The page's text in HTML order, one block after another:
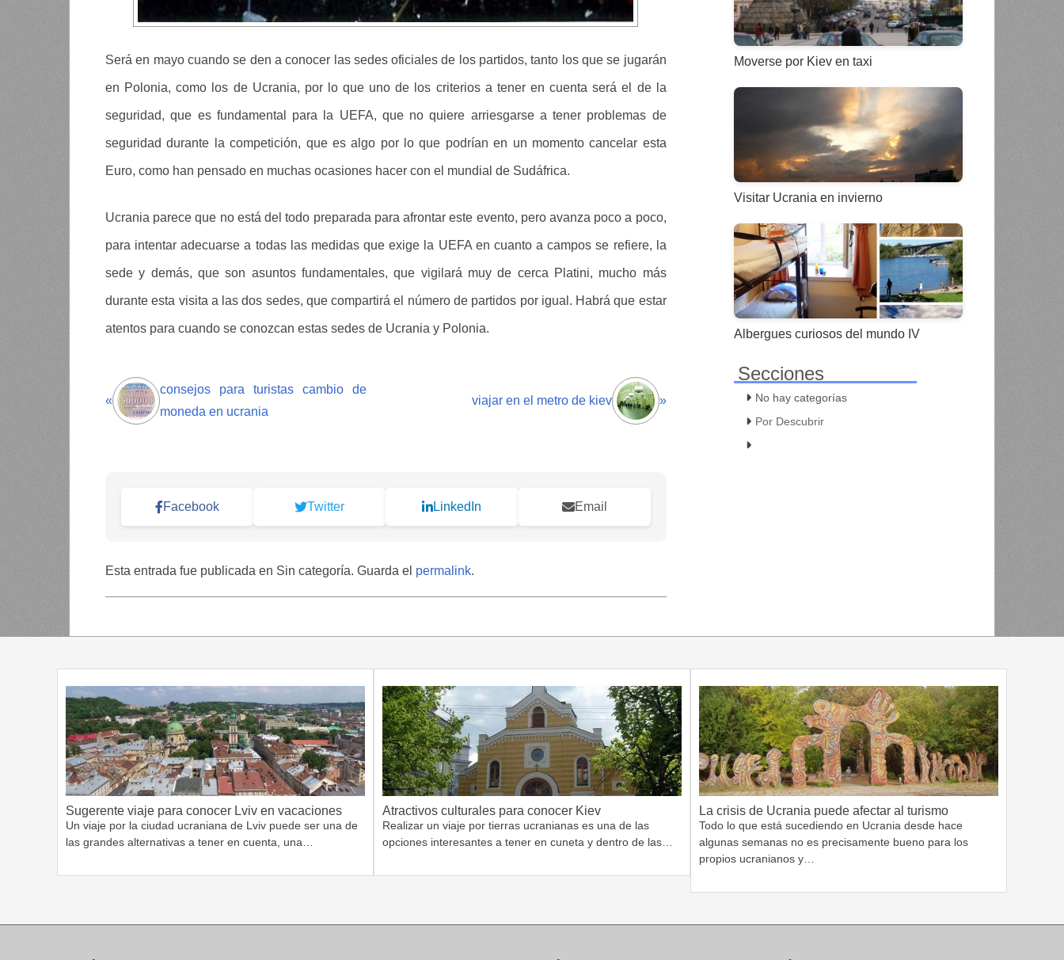
Será en mayo cuando se den a conocer las sedes oficiales de los partidos, tanto los que se jugarán
en Polonia, como los de Ucrania, por lo que uno de los criterios a tener en cuenta será el de la
seguridad, que es fundamental para la UEFA, que no quiere arriesgarse a tener problemas de
seguridad durante la competición, que es algo por lo que podrían en un momento cancelar esta
Euro, como han pensado en muchas ocasiones hacer con el mundial de Sudáfrica.
Ucrania parece que no está del todo preparada para afrontar este evento, pero avanza poco a poco,
para intentar adecuarse a todas las medidas que exige la UEFA en cuanto a campos se refiere, la
sede y demás, que son asuntos fundamentales, que vigilará muy de cerca Platini, mucho más
durante esta visita a las dos sedes, que compartirá el número de partidos por igual. Habrá que estar
atentos para cuando se conozcan estas sedes de Ucrania y Polonia.
«
consejos para turistas cambio de
moneda en ucrania
viajar en el metro de kiev »
Facebook Twitter LinkedIn Email
Esta entrada fue publicada en Sin categoría. Guarda el permalink.
Moverse por Kiev en taxi
Visitar Ucrania en invierno
Albergues curiosos del mundo IV
Secciones
No hay categorías
Por Descubrir
Sugerente viaje para conocer Lviv en vacaciones
Un viaje por la ciudad ucraniana de Lviv puede ser una de
las grandes alternativas a tener en cuenta, una…
Atractivos culturales para conocer Kiev
Realizar un viaje por tierras ucranianas es una de las
opciones interesantes a tener en cuneta y dentro de las…
La crisis de Ucrania puede afectar al turismo
Todo lo que está sucediendo en Ucrania desde hace
algunas semanas no es precisamente bueno para los
propios ucranianos y…